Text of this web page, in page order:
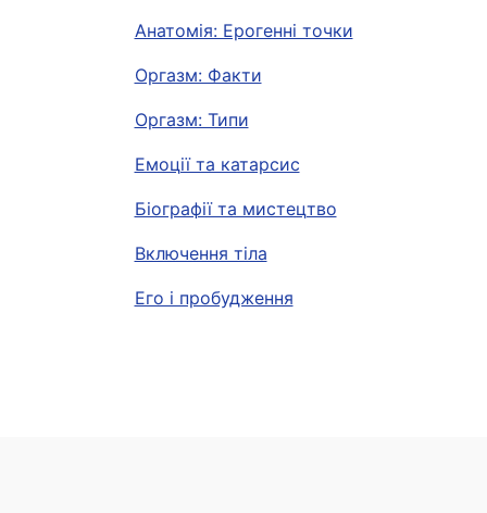
Анатомія: Ерогенні точки
Оргазм: Факти
Оргазм: Типи
Емоції та катарсис
Біографії та мистецтво
Включення тіла
Его і пробудження